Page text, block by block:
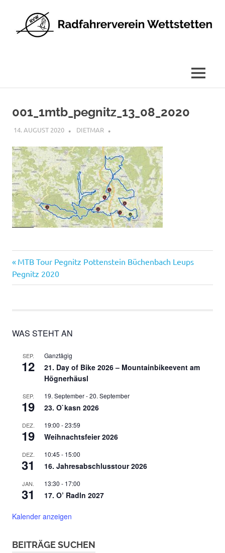
springen
MENÜ
001_1mtb_pegnitz_13_08_2020
14. AUGUST 2020 DIETMAR
Beitragsnavigation
Vorheriger
Beitrag:
MTB Tour Pegnitz Pottenstein Büchenbach Leups
Pegnitz 2020
WAS STEHT AN
SEP.
12
Ganztägig
21. Day of Bike 2026 – Mountainbikeevent am
Högnerhäusl
SEP.
19
19. September-20. September
23. O`kasn 2026
DEZ.
19
19:00 -23:59
Weihnachtsfeier 2026
DEZ.
31
10:45 - 15:00
16. Jahresabschlusstour 2026
JAN.
31
13:30 - 17:00
17. O’ Radln 2027
Kalender anzeigen
BEITRÄGE SUCHEN